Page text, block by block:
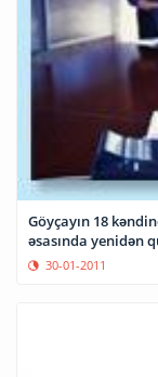
Göyçayın 18
əsasında yenidən
30-01-2011